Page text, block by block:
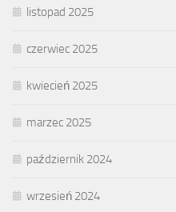
listopad 2025
czerwiec 2025
kwiecień 2025
marzec 2025
październik 2024
wrzesień 2024